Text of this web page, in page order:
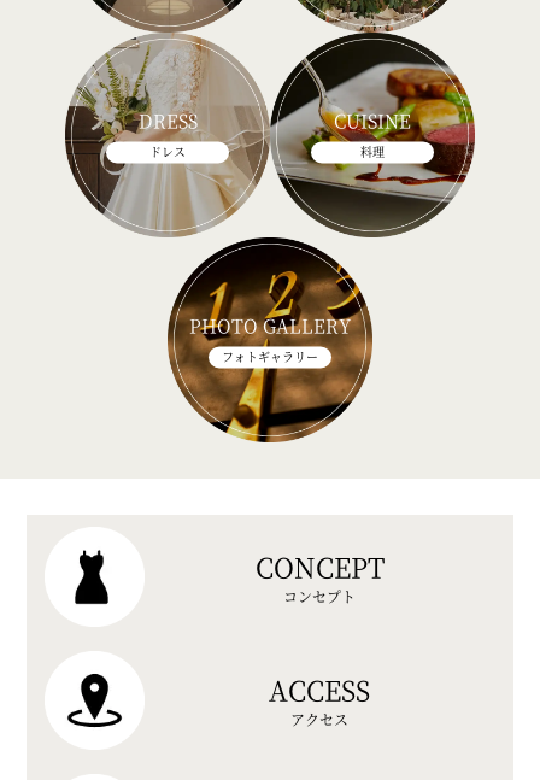
DRESS
ドレス
CUISINE
料理
PHOTO GALLERY
フォトギャラリー
CONCEPT
コンセプト
ACCESS
アクセス